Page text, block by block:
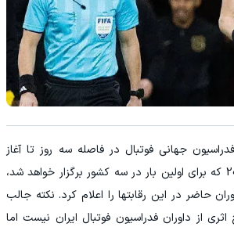
جهانی فوتبال در فاصله سه روز تا آغاز
رقابتهای جام جهانی 2026 که برای اولین بار در سه کشور برگزار خواهد شد،
حاضر در این رقابتها را اعلام کرد. نکته جالب
از داوران فدراسیون فوتبال ایران نیست اما